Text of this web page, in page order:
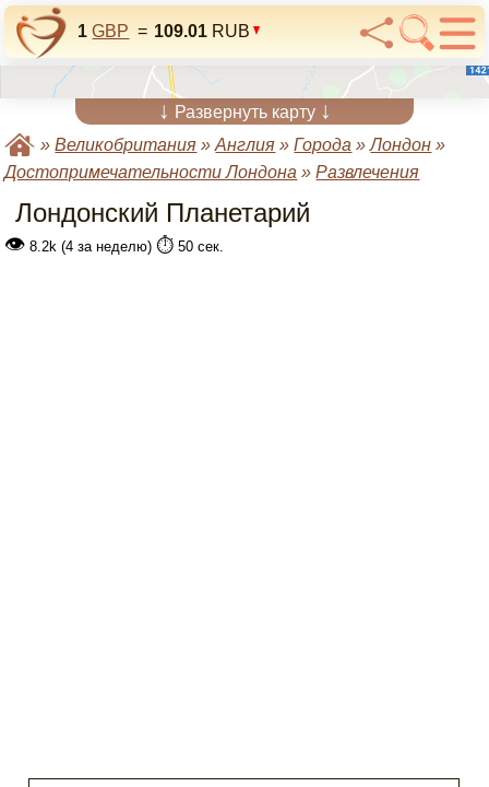
1 GBP = 109.01 RUB
↓ Развернуть карту ↓
»Великобритания »Англия »Города »Лондон »
Достопримечательности Лондона »Развлечения
Лондонский Планетарий
👁 8.2k (4 за неделю) ⏱️ 50 сек.